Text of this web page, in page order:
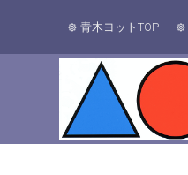
青木ヨットTOP